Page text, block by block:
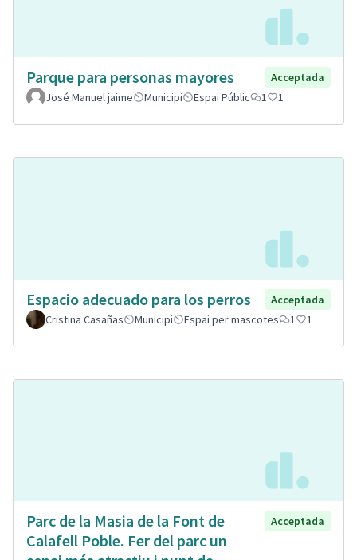
Parque para personas mayores
Acceptada
José Manuel jaime
Municipi Espai Públic 1 1
Espacio adecuado para los perros
Acceptada
Cristina Casañas
Municipi Espai per mascotes 1 1
Parc de la Masia de la Font de
Calafell Poble. Fer del parc un
Acceptada